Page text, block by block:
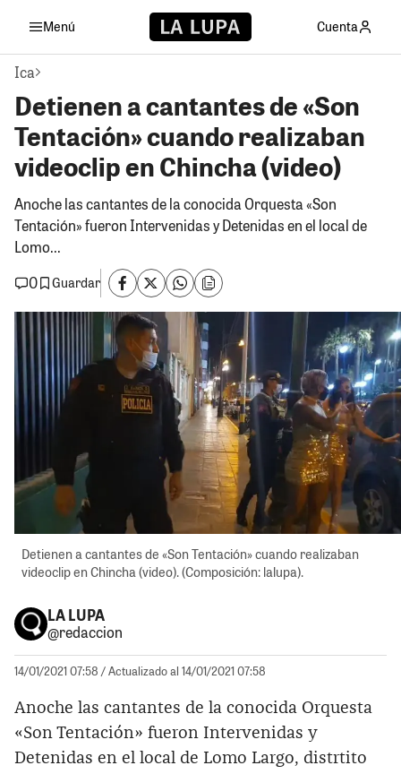
Menú Cuenta
Ica
Detienen a cantantes de «Son
Tentación» cuando realizaban
videoclip en Chincha (video)
Anoche las cantantes de la conocida Orquesta «Son
Tentación» fueron Intervenidas y Detenidas en el local de
Lomo...
0
Guardar
Detienen a cantantes de «Son Tentación» cuando realizaban
videoclip en Chincha (video). (Composición: lalupa).
LA LUPA
@redaccion
14/01/2021 07:58 / Actualizado al 14/01/2021 07:58
Anoche las cantantes de la conocida Orquesta
«Son Tentación» fueron Intervenidas y
Detenidas en el local de Lomo Largo, distrtito